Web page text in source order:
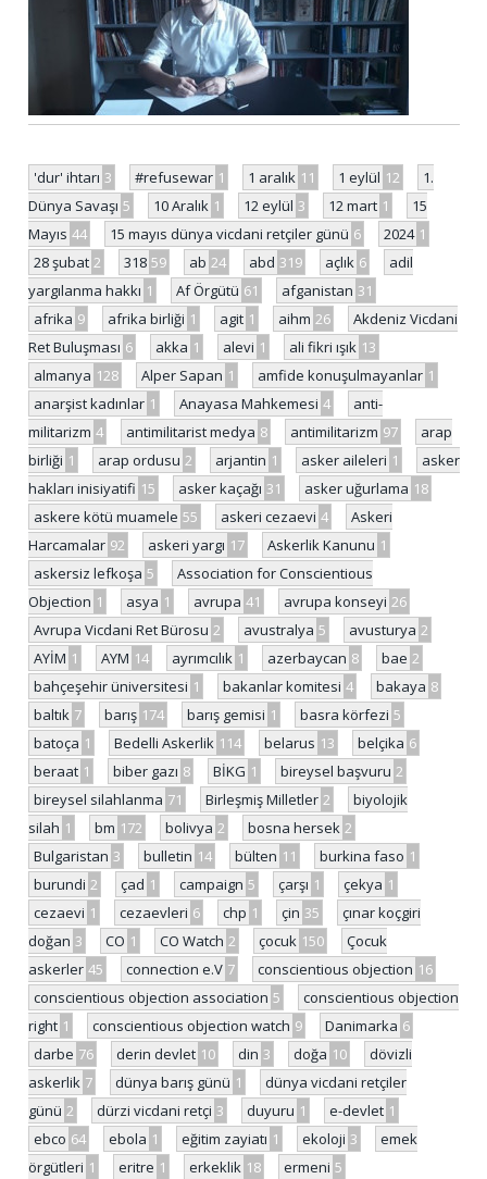
'dur' ihtarı 3 #refusewar 1 1 aralık 11 1 eylül 12
1.
Dünya Savaşı 5 10 Aralık 1 12 eylül 3 12 mart 1
15
Mayıs 44 15 mayıs dünya vicdani retçiler günü 6 2024 1
28 şubat 2 318 59 ab 24 abd 319 açlık 6
adil
yargılanma hakkı 1 Af Örgütü 61 afganistan 31
afrika 9 afrika birliği 1 agit 1 aihm 26
Akdeniz Vicdani
Ret Buluşması 6 akka 1 alevi 1 ali fikri ışık 13
almanya 128 Alper Sapan 1 amfide konuşulmayanlar 1
anarşist kadınlar 1 Anayasa Mahkemesi 4
anti-
militarizm 4 antimilitarist medya 8 antimilitarizm 97
arap
birliği 1 arap ordusu 2 arjantin 1 asker aileleri 1
asker
hakları inisiyatifi 15 asker kaçağı 31 asker uğurlama 18
askere kötü muamele 55 askeri cezaevi 4
Askeri
Harcamalar 92 askeri yargı 17 Askerlik Kanunu 1
askersiz lefkoşa 5
Association for Conscientious
Objection 1 asya 1 avrupa 41 avrupa konseyi 26
Avrupa Vicdani Ret Bürosu 2 avustralya 5 avusturya 2
AYİM 1 AYM 14 ayrımcılık 1 azerbaycan 8 bae 2
bahçeşehir üniversitesi 1 bakanlar komitesi 4 bakaya 8
baltık 7 barış 174 barış gemisi 1 basra körfezi 5
batoça 1 Bedelli Askerlik 114 belarus 13 belçika 6
beraat 1 biber gazı 8 BİKG 1 bireysel başvuru 2
bireysel silahlanma 71 Birleşmiş Milletler 2
biyolojik
silah 1 bm 172 bolivya 2 bosna hersek 2
Bulgaristan 3 bulletin 14 bülten 11 burkina faso 1
burundi 2 çad 1 campaign 5 çarşı 1 çekya 1
cezaevi 1 cezaevleri 6 chp 1 çin 35
çınar koçgiri
doğan 3 CO 1 CO Watch 2 çocuk 150
Çocuk
askerler 45 connection e.V 7 conscientious objection 16
conscientious objection association 5
conscientious objection
right 1 conscientious objection watch 9 Danimarka 6
darbe 76 derin devlet 10 din 3 doğa 10
dövizli
askerlik 7 dünya barış günü 1
dünya vicdani retçiler
günü 2 dürzi vicdani retçi 3 duyuru 1 e-devlet 1
ebco 64 ebola 1 eğitim zayiatı 1 ekoloji 3
emek
örgütleri 1 eritre 1 erkeklik 18 ermeni 5